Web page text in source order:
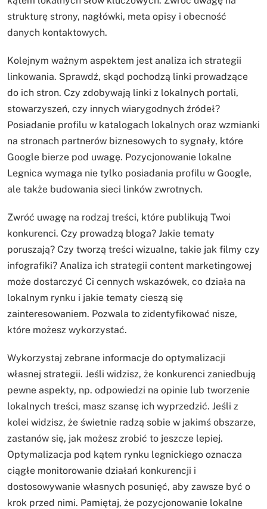
strukturę strony, nagłówki, meta opisy i obecność
danych kontaktowych.
Kolejnym ważnym aspektem jest analiza ich strategii
linkowania. Sprawdź, skąd pochodzą linki prowadzące
do ich stron. Czy zdobywają linki z lokalnych portali,
stowarzyszeń, czy innych wiarygodnych źródeł?
Posiadanie profilu w katalogach lokalnych oraz wzmianki
na stronach partnerów biznesowych to sygnały, które
Google bierze pod uwagę. Pozycjonowanie lokalne
Legnica wymaga nie tylko posiadania profilu w Google,
ale także budowania sieci linków zwrotnych.
Zwróć uwagę na rodzaj treści, które publikują Twoi
konkurenci. Czy prowadzą bloga? Jakie tematy
poruszają? Czy tworzą treści wizualne, takie jak filmy czy
infografiki? Analiza ich strategii content marketingowej
może dostarczyć Ci cennych wskazówek, co działa na
lokalnym rynku i jakie tematy cieszą się
zainteresowaniem. Pozwala to zidentyfikować nisze,
które możesz wykorzystać.
Wykorzystaj zebrane informacje do optymalizacji
własnej strategii. Jeśli widzisz, że konkurenci zaniedbują
pewne aspekty, np. odpowiedzi na opinie lub tworzenie
lokalnych treści, masz szansę ich wyprzedzić. Jeśli z
kolei widzisz, że świetnie radzą sobie w jakimś obszarze,
zastanów się, jak możesz zrobić to jeszcze lepiej.
Optymalizacja pod kątem rynku legnickiego oznacza
ciągłe monitorowanie działań konkurencji i
dostosowywanie własnych posunięć, aby zawsze być o
krok przed nimi. Pamiętaj, że pozycjonowanie lokalne